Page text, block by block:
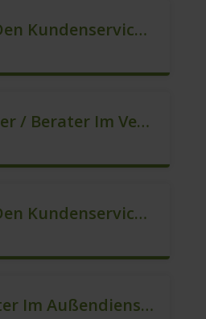
Berater Für Den Kundenservice In VZ/TZ (m/w/d)
Quereinsteiger / Berater Im Vertrieb (m/w/d)
Berater Für Den Kundenservice (m/w/d)
Kundenberater Im Außendienst – Lokalvertrieb (m/w/d)